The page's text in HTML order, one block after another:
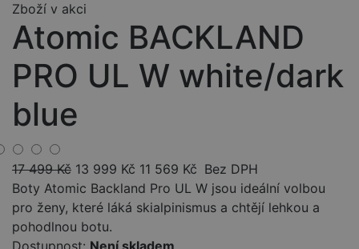
Zboží v akci
Atomic BACKLAND
PRO UL W white/dark
blue
17 499Kč 13 999 Kč 11 569 Kč Bez DPH
Boty Atomic Backland Pro UL W jsou ideální volbou
pro ženy, které láká skialpinismus a chtějí lehkou a
pohodlnou botu.